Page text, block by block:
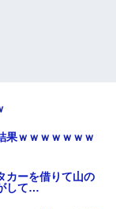
果ｗｗｗｗｗｗｗ
カーを借りて山の
して…